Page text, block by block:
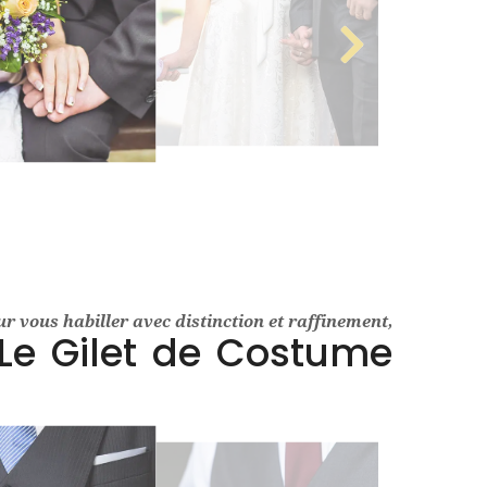
vous habiller avec distinction et raffinement,
Gilet de Costume